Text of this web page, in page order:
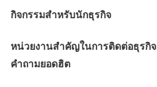
กิจกรรมสำหรับนักธุรกิจ
หน่วยงานสำคัญในการติดต่อธุรกิจ
คำถามยอดฮิต